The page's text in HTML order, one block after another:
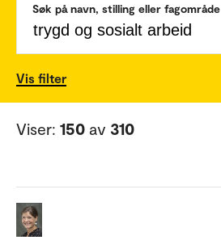
Søk på navn, stilling eller fagområde
Vis filter
Viser: 150 av 310